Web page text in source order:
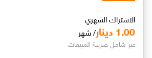
الاشتراك الشهري
1.00 دينار / شهر
غير شامل ضريبة المبيعات